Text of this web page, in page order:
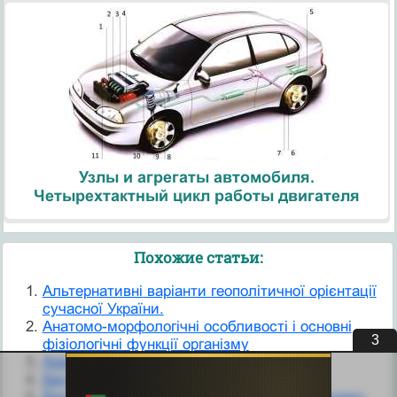
Узлы и агрегаты автомобиля.
Четырехтактный цикл работы двигателя
Похожие статьи:
Альтернативні варіанти геополітичної орієнтації
сучасної України.
Анатомо-морфологічні особливості і основні
фізіологічні функції організму
Арматура та її основні властивості
Бетон і його основні властивості
2